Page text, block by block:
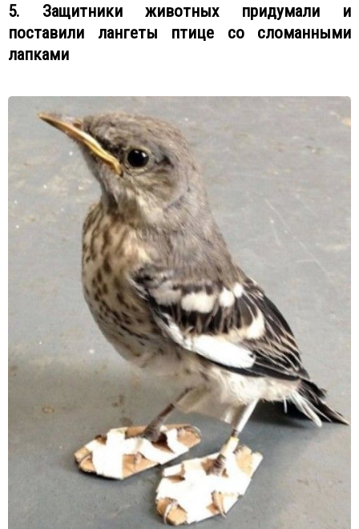
5. Защитники животных придумали и
поставили лангеты птице со сломанными
лапками